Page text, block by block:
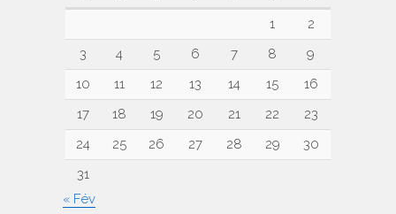
1
2
3
4 5 6 7 8
9
10
11 12 13 14 15
16
17
18 19 20 21 22
23
24
25 26 27 28 29
30
31
« Fév